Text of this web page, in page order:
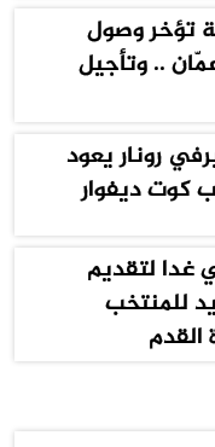
تؤخر وصول
.. وتأجيل
رونار يعود
كوت ديفوار
لتقديم
للمنتخب
القدم